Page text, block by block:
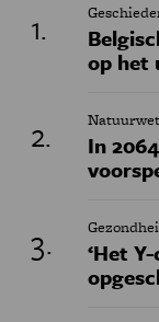
op het
In
‘Het